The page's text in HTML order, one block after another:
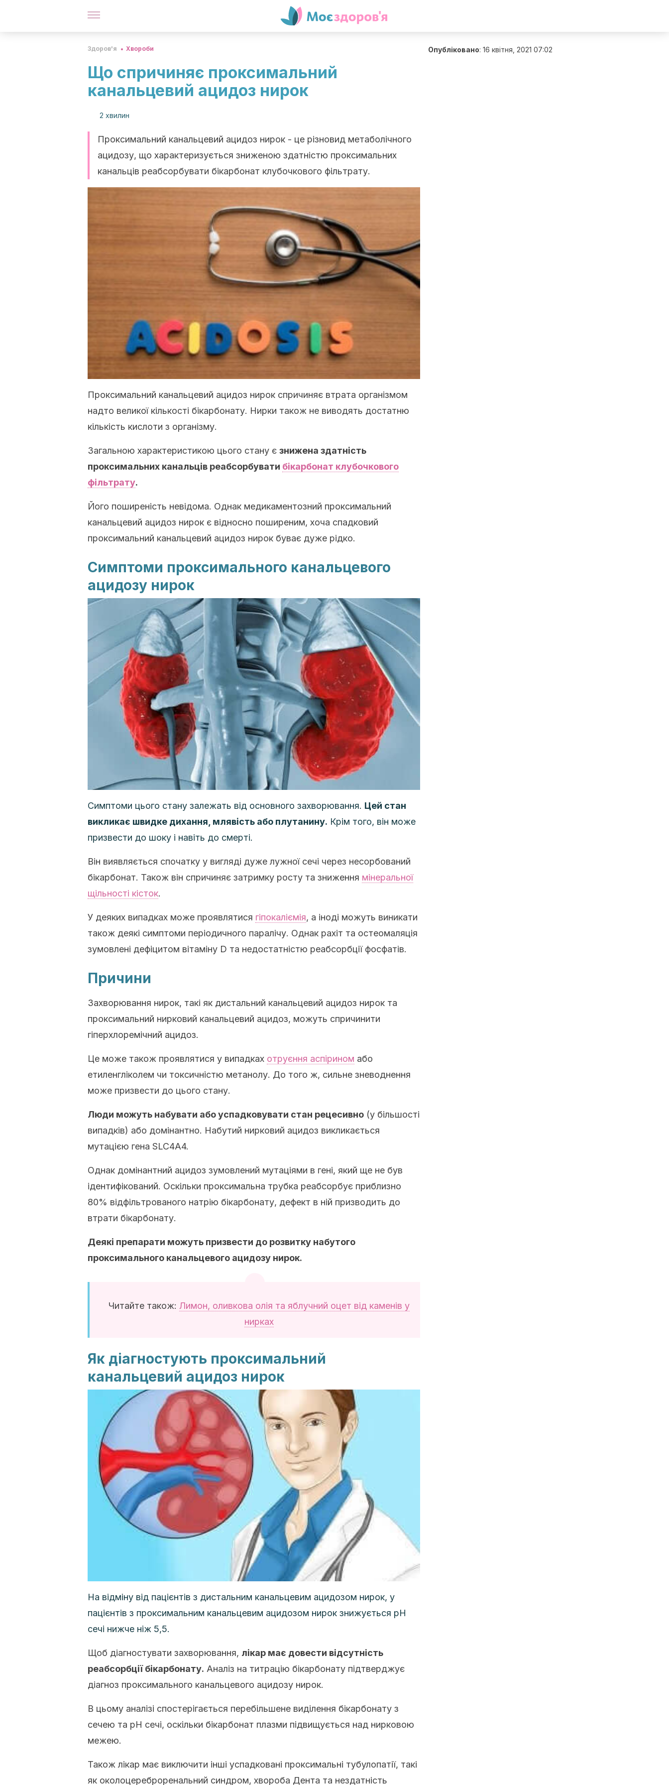
Здоров'я Хвороби
Що спричиняє проксимальний
канальцевий ацидоз нирок
2 хвилин
Проксимальний канальцевий ацидоз нирок - це різновид метаболічного
ацидозу, що характеризується зниженою здатністю проксимальних
канальців реабсорбувати бікарбонат клубочкового фільтрату.
Проксимальний канальцевий ацидоз нирок спричиняє втрата організмом
надто великої кількості бікарбонату. Нирки також не виводять достатню
кількість кислоти з організму.
Загальною характеристикою цього стану є знижена здатність
проксимальних канальців реабсорбувати бікарбонат клубочкового
фільтрату.
Його поширеність невідома. Однак медикаментозний проксимальний
канальцевий ацидоз нирок є відносно поширеним, хоча спадковий
проксимальний канальцевий ацидоз нирок буває дуже рідко.
Симптоми проксимального канальцевого
ацидозу нирок
Симптоми цього стану залежать від основного захворювання. Цей стан
викликає швидке дихання, млявість або плутанину. Крім того, він може
призвести до шоку і навіть до смерті.
Він виявляється спочатку у вигляді дуже лужної сечі через несорбований
бікарбонат. Також він спричиняє затримку росту та зниження мінеральної
щільності кісток.
У деяких випадках може проявлятися гіпокаліємія, а іноді можуть виникати
також деякі симптоми періодичного паралічу. Однак рахіт та остеомаляція
зумовлені дефіцитом вітаміну D та недостатністю реабсорбції фосфатів.
Причини
Захворювання нирок, такі як дистальний канальцевий ацидоз нирок та
проксимальний нирковий канальцевий ацидоз, можуть спричинити
гіперхлоремічний ацидоз.
Це може також проявлятися у випадках отруєння аспірином або
етиленгліколем чи токсичністю метанолу. До того ж, сильне зневоднення
може призвести до цього стану.
Люди можуть набувати або успадковувати стан рецесивно (у більшості
випадків) або домінантно. Набутий нирковий ацидоз викликається
мутацією гена SLC4A4.
Однак домінантний ацидоз зумовлений мутаціями в гені, який ще не був
ідентифікований. Оскільки проксимальна трубка реабсорбує приблизно
80% відфільтрованого натрію бікарбонату, дефект в ній призводить до
втрати бікарбонату.
Деякі препарати можуть призвести до розвитку набутого
проксимального канальцевого ацидозу нирок.
Читайте також: Лимон, оливкова олія та яблучний оцет від каменів у
нирках
Як діагностують проксимальний
канальцевий ацидоз нирок
На відміну від пацієнтів з дистальним канальцевим ацидозом нирок, у
пацієнтів з проксимальним канальцевим ацидозом нирок знижується рН
сечі нижче ніж 5,5.
Щоб діагностувати захворювання, лікар має довести відсутність
реабсорбції бікарбонату. Аналіз на титрацію бікарбонату підтверджує
діагноз проксимального канальцевого ацидозу нирок.
В цьому аналізі спостерігається перебільшене виділення бікарбонату з
сечею та рН сечі, оскільки бікарбонат плазми підвищується над нирковою
межею.
Також лікар має виключити інші успадковані проксимальні тубулопатії, такі
як околоцереброренальний синдром, хвороба Дента та нездатність
Опубліковано: 16 квітня, 2021 07:02